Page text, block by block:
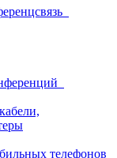
телефонов